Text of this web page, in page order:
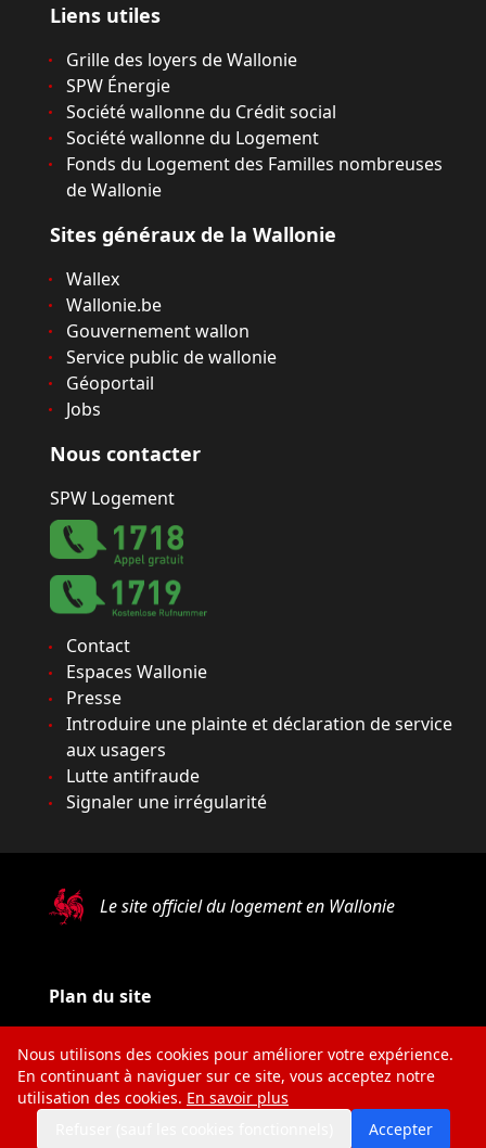
Liens utiles
Grille des loyers de Wallonie
SPW Énergie
Société wallonne du Crédit social
Société wallonne du Logement
Fonds du Logement des Familles nombreuses
de Wallonie
Sites généraux de la Wallonie
Wallex
Wallonie.be
Gouvernement wallon
Service public de wallonie
Géoportail
Jobs
Nous contacter
SPW Logement
Contact
Espaces Wallonie
Presse
Introduire une plainte et déclaration de service
aux usagers
Lutte antifraude
Signaler une irrégularité
Le site officiel du logement en Wallonie
Plan du site
Mentions légales
Vie privée
Médiateur
Nous utilisons des cookies pour améliorer votre expérience.
En continuant à naviguer sur ce site, vous acceptez notre
utilisation des cookies. En savoir plus
Accepter